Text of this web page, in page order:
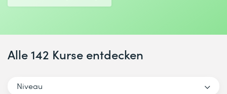
Alle 142 Kurse entdecken
Niveau